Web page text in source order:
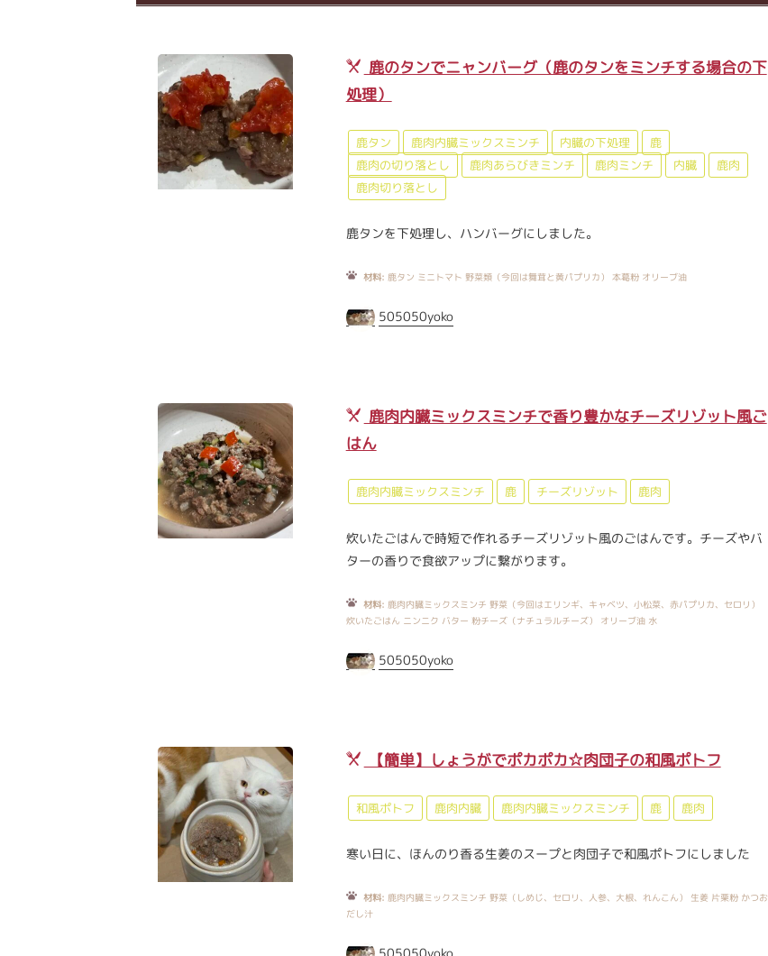
鹿のタンでニャンバーグ（鹿のタンをミンチする場合の下
処理）
鹿タン 鹿肉内臓ミックスミンチ 内臓の下処理
鹿
鹿肉の切り落とし
鹿肉あらびきミンチ 鹿肉ミンチ 内臓
鹿肉
鹿肉切り落とし
鹿タンを下処理し、ハンバーグにしました。
材料: 鹿タン ミニトマト 野菜類（今回は舞茸と黄パプリカ） 本葛粉 オリーブ油
505050yoko
鹿肉内臓ミックスミンチで香り豊かなチーズリゾット風ご
はん
鹿肉内臓ミックスミンチ 鹿 チーズリゾット 鹿肉
炊いたごはんで時短で作れるチーズリゾット風のごはんです。チーズやバ
ターの香りで食欲アップに繋がります。
材料: 鹿肉内臓ミックスミンチ 野菜（今回はエリンギ、キャベツ、小松菜、赤パプリカ、セロリ）
炊いたごはん ニンニク バター 粉チーズ（ナチュラルチーズ） オリーブ油 水
505050yoko
【簡単】しょうがでポカポカ☆肉団子の和風ポトフ
和風ポトフ 鹿肉内臓 鹿肉内臓ミックスミンチ 鹿 鹿肉
寒い日に、ほんのり香る生姜のスープと肉団子で和風ポトフにしました
材料: 鹿肉内臓ミックスミンチ 野菜（しめじ、セロリ、人参、大根、れんこん） 生姜 片栗粉 かつお
だし汁